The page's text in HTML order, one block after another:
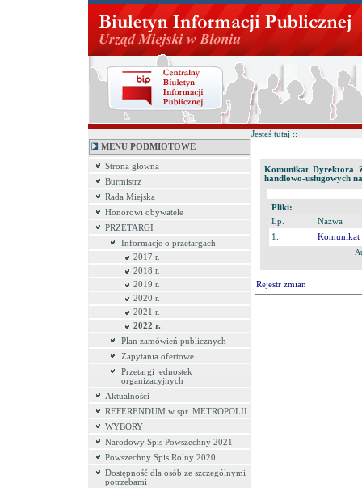
MENU PODMIOTOWE
Strona główna
Burmistrz
Rada Miejska
Honorowi obywatele
PRZETARGI
Informacje o przetargach
2017 r.
2018 r.
2019 r.
2020 r.
2021 r.
2022 r.
Plan zamówień publicznych
Zapytania ofertowe
Przetargi jednostek
organizacyjnych
Aktualności
REFERENDUM w spr. METROPOLII
WYBORY
Narodowy Spis Powszechny 2021
Powszechny Spis Rolny 2020
Dostępność dla osób ze szczególnymi
potrzebami
Jesteś tutaj ::
Komunikat Dyrektora
handlowo-usługowych
Pliki:
Lp.
Nazwa
1.
Komunikat
Rejestr zmian